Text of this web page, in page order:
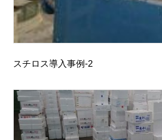
スチロス導入事例-2